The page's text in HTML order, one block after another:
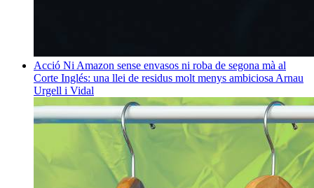
Acció Ni Amazon sense envasos ni roba de segona mà al
Corte Inglés: una llei de residus molt menys ambiciosa Arnau
Urgell i Vidal